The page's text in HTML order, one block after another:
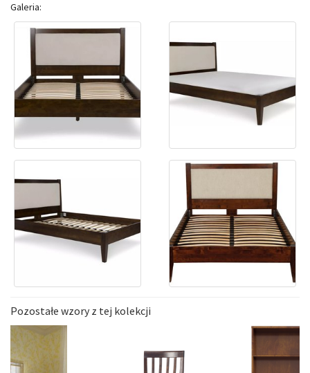
Galeria:
Pozostałe wzory z tej kolekcji